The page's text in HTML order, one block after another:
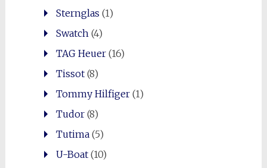
Sternglas (1)
Swatch(4)
TAG Heuer(16)
Tissot(8)
Tommy Hilfiger(1)
Tudor(8)
Tutima(5)
U-Boat(10)